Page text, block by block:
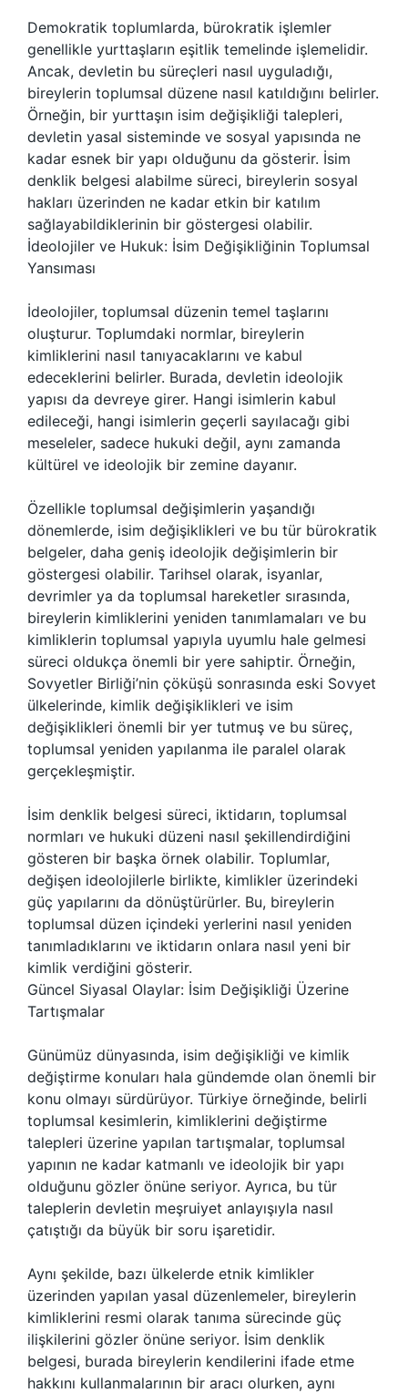
Demokratik toplumlarda, bürokratik işlemler
genellikle yurttaşların eşitlik temelinde işlemelidir.
Ancak, devletin bu süreçleri nasıl uyguladığı,
bireylerin toplumsal düzene nasıl katıldığını belirler.
Örneğin, bir yurttaşın isim değişikliği talepleri,
devletin yasal sisteminde ve sosyal yapısında ne
kadar esnek bir yapı olduğunu da gösterir. İsim
denklik belgesi alabilme süreci, bireylerin sosyal
hakları üzerinden ne kadar etkin bir katılım
sağlayabildiklerinin bir göstergesi olabilir.
İdeolojiler ve Hukuk: İsim Değişikliğinin Toplumsal
Yansıması
İdeolojiler, toplumsal düzenin temel taşlarını
oluşturur. Toplumdaki normlar, bireylerin
kimliklerini nasıl tanıyacaklarını ve kabul
edeceklerini belirler. Burada, devletin ideolojik
yapısı da devreye girer. Hangi isimlerin kabul
edileceği, hangi isimlerin geçerli sayılacağı gibi
meseleler, sadece hukuki değil, aynı zamanda
kültürel ve ideolojik bir zemine dayanır.
Özellikle toplumsal değişimlerin yaşandığı
dönemlerde, isim değişiklikleri ve bu tür bürokratik
belgeler, daha geniş ideolojik değişimlerin bir
göstergesi olabilir. Tarihsel olarak, isyanlar,
devrimler ya da toplumsal hareketler sırasında,
bireylerin kimliklerini yeniden tanımlamaları ve bu
kimliklerin toplumsal yapıyla uyumlu hale gelmesi
süreci oldukça önemli bir yere sahiptir. Örneğin,
Sovyetler Birliği’nin çöküşü sonrasında eski Sovyet
ülkelerinde, kimlik değişiklikleri ve isim
değişiklikleri önemli bir yer tutmuş ve bu süreç,
toplumsal yeniden yapılanma ile paralel olarak
gerçekleşmiştir.
İsim denklik belgesi süreci, iktidarın, toplumsal
normları ve hukuki düzeni nasıl şekillendirdiğini
gösteren bir başka örnek olabilir. Toplumlar,
değişen ideolojilerle birlikte, kimlikler üzerindeki
güç yapılarını da dönüştürürler. Bu, bireylerin
toplumsal düzen içindeki yerlerini nasıl yeniden
tanımladıklarını ve iktidarın onlara nasıl yeni bir
kimlik verdiğini gösterir.
Güncel Siyasal Olaylar: İsim Değişikliği Üzerine
Tartışmalar
Günümüz dünyasında, isim değişikliği ve kimlik
değiştirme konuları hala gündemde olan önemli bir
konu olmayı sürdürüyor. Türkiye örneğinde, belirli
toplumsal kesimlerin, kimliklerini değiştirme
talepleri üzerine yapılan tartışmalar, toplumsal
yapının ne kadar katmanlı ve ideolojik bir yapı
olduğunu gözler önüne seriyor. Ayrıca, bu tür
taleplerin devletin meşruiyet anlayışıyla nasıl
çatıştığı da büyük bir soru işaretidir.
Aynı şekilde, bazı ülkelerde etnik kimlikler
üzerinden yapılan yasal düzenlemeler, bireylerin
kimliklerini resmi olarak tanıma sürecinde güç
ilişkilerini gözler önüne seriyor. İsim denklik
belgesi, burada bireylerin kendilerini ifade etme
hakkını kullanmalarının bir aracı olurken, aynı